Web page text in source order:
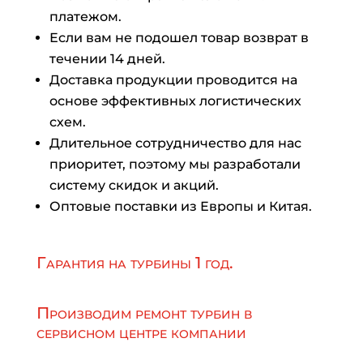
платежом.
Если вам не подошел товар возврат в
течении 14 дней.
Доставка продукции проводится на
основе эффективных логистических
схем.
Длительное сотрудничество для нас
приоритет, поэтому мы разработали
систему скидок и акций.
Оптовые поставки из Европы и Китая.
Гарантия на турбины 1 год.
Производим ремонт турбин в
сервисном центре компании